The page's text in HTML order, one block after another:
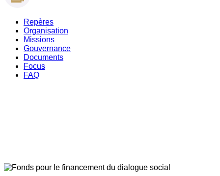
Repères
Organisation
Missions
Gouvernance
Documents
Focus
FAQ